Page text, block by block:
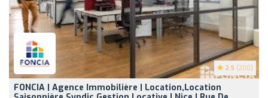
2.5 (200)
FONCIA | Agence Immobilière | Location,Location